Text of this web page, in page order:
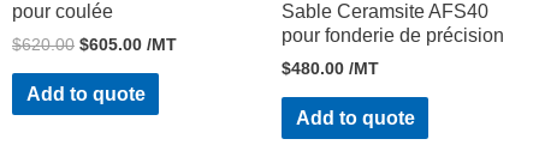
pour coulée
$620.00 $605.00 /MT
Add to quote
Sable Ceramsite AFS40
pour fonderie de précision
$480.00 /MT
Add to quote